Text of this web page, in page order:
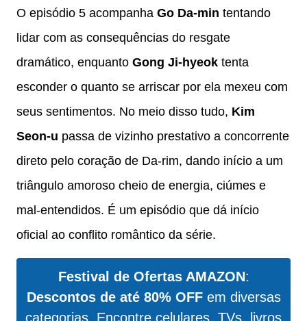
O episódio 5 acompanha Go Da-min tentando
lidar com as consequências do resgate
dramático, enquanto Gong Ji-hyeok tenta
esconder o quanto se arriscar por ela mexeu com
seus sentimentos. No meio disso tudo, Kim
Seon-u passa de vizinho prestativo a concorrente
direto pelo coração de Da-rim, dando início a um
triângulo amoroso cheio de energia, ciúmes e
mal-entendidos. É um episódio que dá início
oficial ao conflito romântico da série.
Festival de Ofertas AMAZON:
Descontos de até 80% OFFem diversas
categorias. Encontre celulares, TVs, livros